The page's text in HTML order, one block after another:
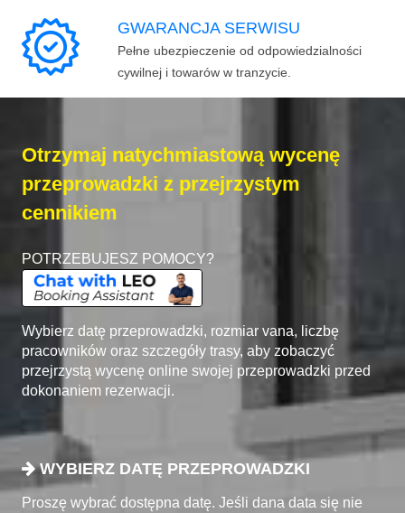
GWARANCJA SERWISU
Pełne ubezpieczenie od odpowiedzialności
cywilnej i towarów w tranzycie.
Otrzymaj natychmiastową wycenę
przeprowadzki z przejrzystym
cennikiem
POTRZEBUJESZ POMOCY?
Wybierz datę przeprowadzki, rozmiar vana, liczbę
pracowników oraz szczegóły trasy, aby zobaczyć
przejrzystą wycenę online swojej przeprowadzki przed
dokonaniem rezerwacji.
WYBIERZ DATĘ PRZEPROWADZKI
Proszę wybrać dostępna datę. Jeśli dana data się nie